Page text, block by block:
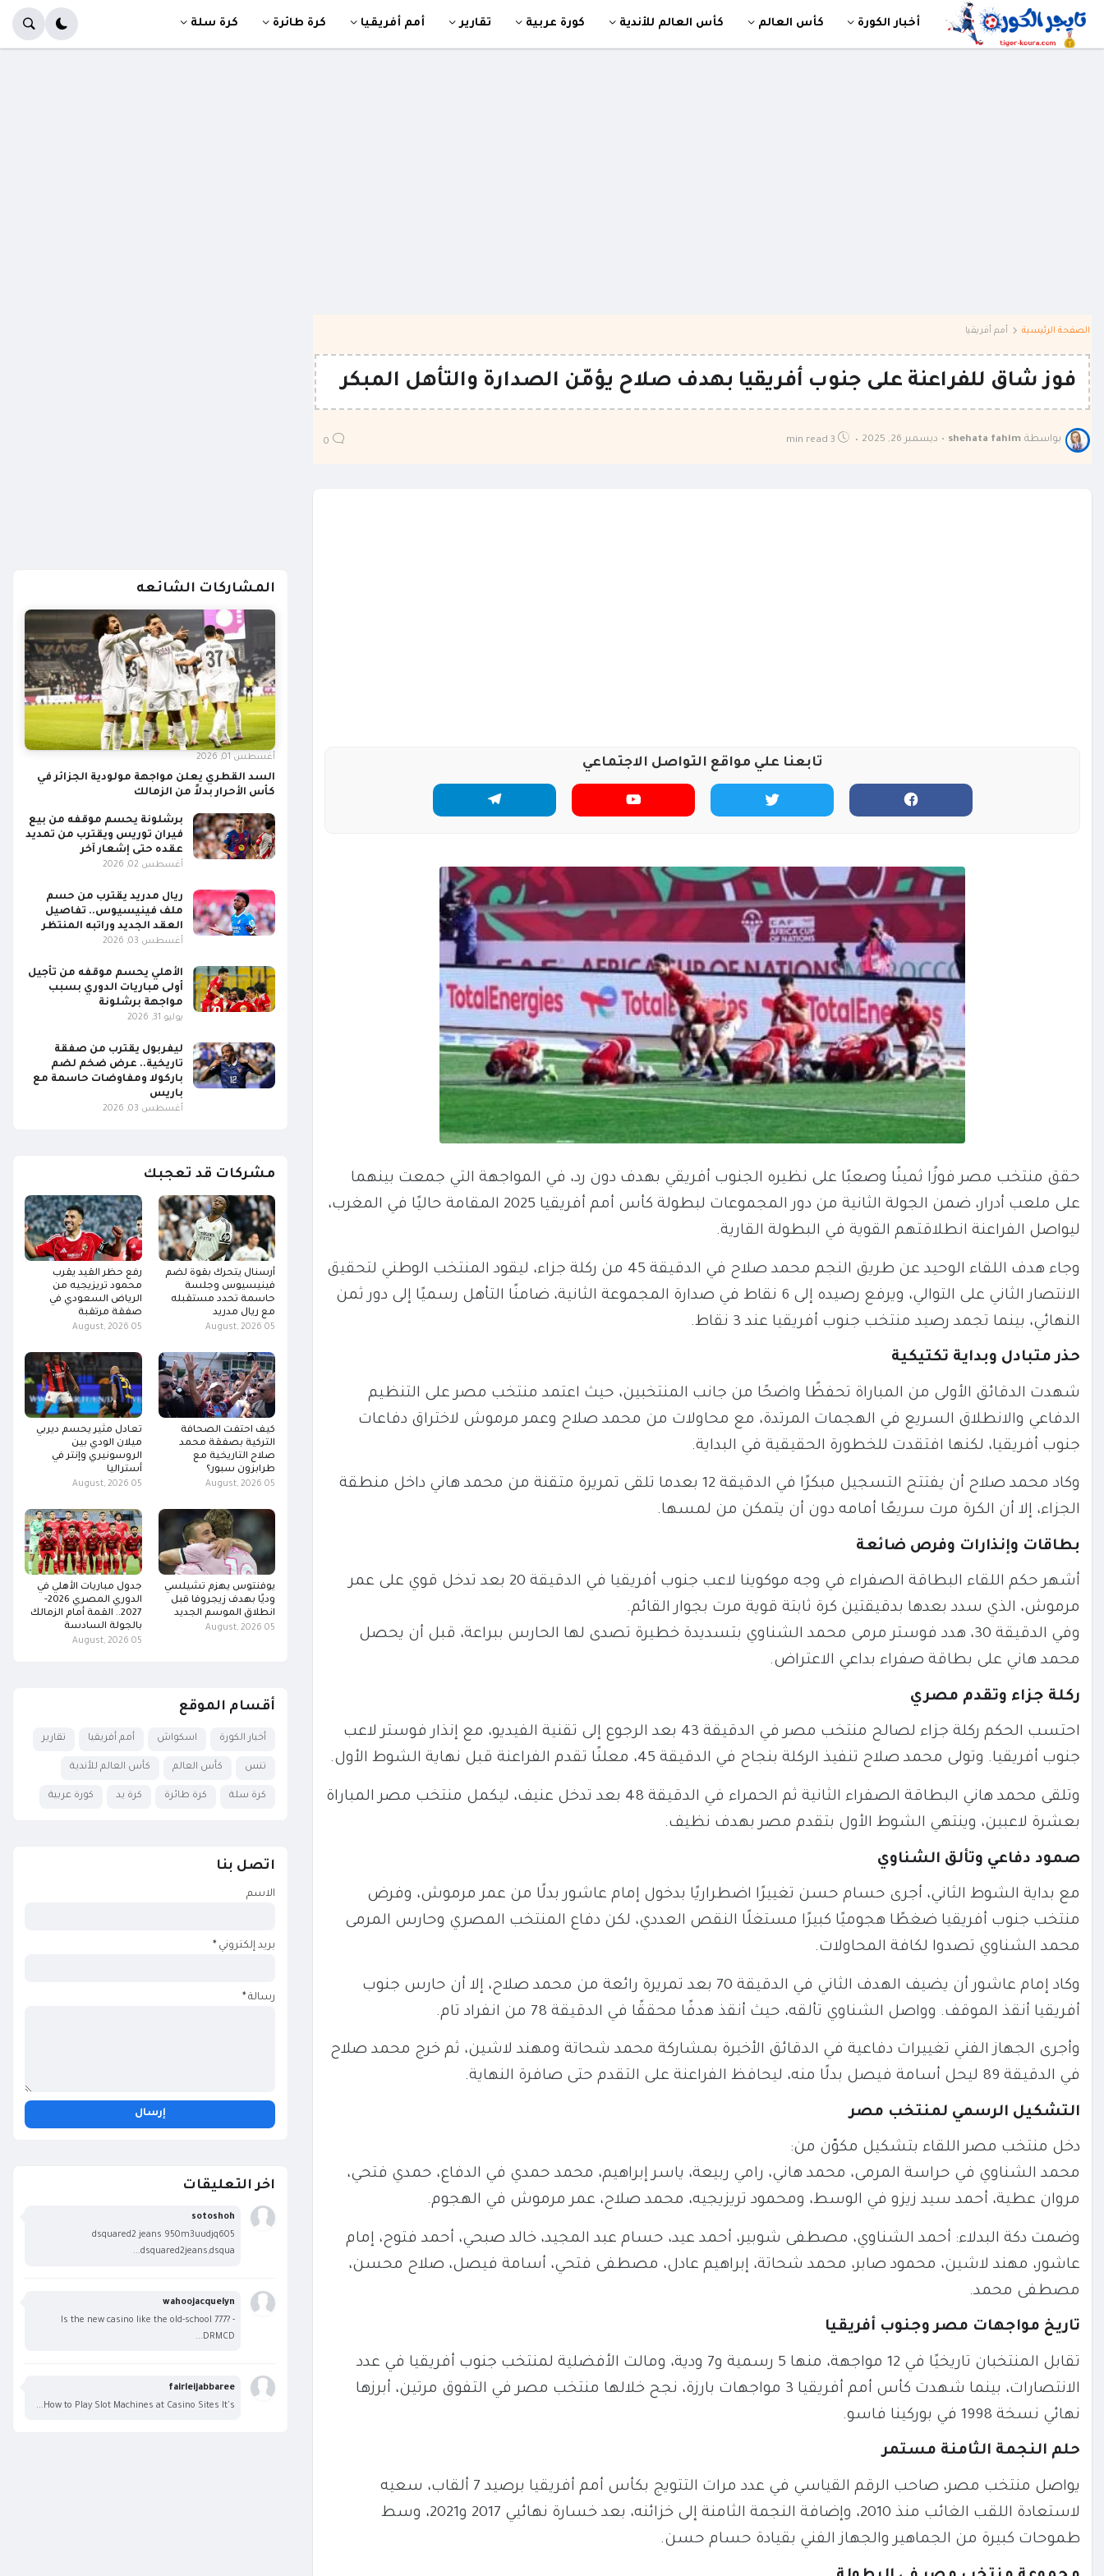
أخبار الكورة كأس العالم كأس العالم للأندية كورة عربية تقارير أمم أفريقيا كرة طائرة كرة سلة
الصفحة الرئيسية أمم أفريقيا
فوز شاق للفراعنة على جنوب أفريقيا بهدف صلاح يؤمّن الصدارة والتأهل المبكر
بواسطة shehata fahim
• ديسمبر 26, 2025 •
3 min read
0
تابعنا علي مواقع التواصل الاجتماعي
حقق منتخب مصر فوزًا ثمينًا وصعبًا على نظيره الجنوب أفريقي بهدف دون رد، في المواجهة التي جمعت بينهما
على ملعب أدرار، ضمن الجولة الثانية من دور المجموعات لبطولة كأس أمم أفريقيا 2025 المقامة حاليًا في المغرب،
ليواصل الفراعنة انطلاقتهم القوية في البطولة القارية.
وجاء هدف اللقاء الوحيد عن طريق النجم محمد صلاح في الدقيقة 45 من ركلة جزاء، ليقود المنتخب الوطني لتحقيق
الانتصار الثاني على التوالي، ويرفع رصيده إلى 6 نقاط في صدارة المجموعة الثانية، ضامنًا التأهل رسميًا إلى دور ثمن
النهائي، بينما تجمد رصيد منتخب جنوب أفريقيا عند 3 نقاط.
حذر متبادل وبداية تكتيكية
شهدت الدقائق الأولى من المباراة تحفظًا واضحًا من جانب المنتخبين، حيث اعتمد منتخب مصر على التنظيم
الدفاعي والانطلاق السريع في الهجمات المرتدة، مع محاولات من محمد صلاح وعمر مرموش لاختراق دفاعات
جنوب أفريقيا، لكنها افتقدت للخطورة الحقيقية في البداية.
وكاد محمد صلاح أن يفتتح التسجيل مبكرًا في الدقيقة 12 بعدما تلقى تمريرة متقنة من محمد هاني داخل منطقة
الجزاء، إلا أن الكرة مرت سريعًا أمامه دون أن يتمكن من لمسها.
بطاقات وإنذارات وفرص ضائعة
أشهر حكم اللقاء البطاقة الصفراء في وجه موكوينا لاعب جنوب أفريقيا في الدقيقة 20 بعد تدخل قوي على عمر
مرموش، الذي سدد بعدها بدقيقتين كرة ثابتة قوية مرت بجوار القائم.
وفي الدقيقة 30، هدد فوستر مرمى محمد الشناوي بتسديدة خطيرة تصدى لها الحارس ببراعة، قبل أن يحصل
محمد هاني على بطاقة صفراء بداعي الاعتراض.
ركلة جزاء وتقدم مصري
احتسب الحكم ركلة جزاء لصالح منتخب مصر في الدقيقة 43 بعد الرجوع إلى تقنية الفيديو، مع إنذار فوستر لاعب
جنوب أفريقيا. وتولى محمد صلاح تنفيذ الركلة بنجاح في الدقيقة 45، معلنًا تقدم الفراعنة قبل نهاية الشوط الأول.
وتلقى محمد هاني البطاقة الصفراء الثانية ثم الحمراء في الدقيقة 48 بعد تدخل عنيف، ليكمل منتخب مصر المباراة
بعشرة لاعبين، وينتهي الشوط الأول بتقدم مصر بهدف نظيف.
صمود دفاعي وتألق الشناوي
مع بداية الشوط الثاني، أجرى حسام حسن تغييرًا اضطراريًا بدخول إمام عاشور بدلًا من عمر مرموش، وفرض
منتخب جنوب أفريقيا ضغطًا هجوميًا كبيرًا مستغلًا النقص العددي، لكن دفاع المنتخب المصري وحارس المرمى
محمد الشناوي تصدوا لكافة المحاولات.
وكاد إمام عاشور أن يضيف الهدف الثاني في الدقيقة 70 بعد تمريرة رائعة من محمد صلاح، إلا أن حارس جنوب
أفريقيا أنقذ الموقف. وواصل الشناوي تألقه، حيث أنقذ هدفًا محققًا في الدقيقة 78 من انفراد تام.
وأجرى الجهاز الفني تغييرات دفاعية في الدقائق الأخيرة بمشاركة محمد شحاتة ومهند لاشين، ثم خرج محمد صلاح
في الدقيقة 89 ليحل أسامة فيصل بدلًا منه، ليحافظ الفراعنة على التقدم حتى صافرة النهاية.
التشكيل الرسمي لمنتخب مصر
دخل منتخب مصر اللقاء بتشكيل مكوّن من:
محمد الشناوي في حراسة المرمى، محمد هاني، رامي ربيعة، ياسر إبراهيم، محمد حمدي في الدفاع، حمدي فتحي،
مروان عطية، أحمد سيد زيزو في الوسط، ومحمود تريزيجيه، محمد صلاح، عمر مرموش في الهجوم.
وضمت دكة البدلاء: أحمد الشناوي، مصطفى شوبير، أحمد عيد، حسام عبد المجيد، خالد صبحي، أحمد فتوح، إمام
عاشور، مهند لاشين، محمود صابر، محمد شحاتة، إبراهيم عادل، مصطفى فتحي، أسامة فيصل، صلاح محسن،
مصطفى محمد.
تاريخ مواجهات مصر وجنوب أفريقيا
تقابل المنتخبان تاريخيًا في 12 مواجهة، منها 5 رسمية و7 ودية، ومالت الأفضلية لمنتخب جنوب أفريقيا في عدد
الانتصارات، بينما شهدت كأس أمم أفريقيا 3 مواجهات بارزة، نجح خلالها منتخب مصر في التفوق مرتين، أبرزها
نهائي نسخة 1998 في بوركينا فاسو.
حلم النجمة الثامنة مستمر
يواصل منتخب مصر، صاحب الرقم القياسي في عدد مرات التتويج بكأس أمم أفريقيا برصيد 7 ألقاب، سعيه
لاستعادة اللقب الغائب منذ 2010، وإضافة النجمة الثامنة إلى خزائنه، بعد خسارة نهائيي 2017 و2021، وسط
طموحات كبيرة من الجماهير والجهاز الفني بقيادة حسام حسن.
المشاركات الشائعه
السد القطري يعلن مواجهة مولودية الجزائر في
كأس الأحرار بدلاً من الزمالك
أغسطس 01, 2026
برشلونة يحسم موقفه من بيع
فيران توريس ويقترب من تمديد
عقده حتى إشعار آخر
أغسطس 02, 2026
ريال مدريد يقترب من حسم
ملف فينيسيوس.. تفاصيل
العقد الجديد وراتبه المنتظر
أغسطس 03, 2026
الأهلي يحسم موقفه من تأجيل
أولى مباريات الدوري بسبب
مواجهة برشلونة
يوليو 31, 2026
ليفربول يقترب من صفقة
تاريخية.. عرض ضخم لضم
باركولا ومفاوضات حاسمة مع
باريس
أغسطس 03, 2026
مشركات قد تعجبك
أرسنال يتحرك بقوة لضم
فينيسيوس وجلسة
حاسمة تحدد مستقبله
مع ريال مدريد
05 August, 2026
رفع حظر القيد يقرب
محمود تريزيجيه من
الرياض السعودي في
صفقة مرتقبة
05 August, 2026
كيف احتفت الصحافة
التركية بصفقة محمد
صلاح التاريخية مع
طرابزون سبور؟
05 August, 2026
تعادل مثير يحسم ديربي
ميلان الودي بين
الروسونيري وإنتر في
أستراليا
05 August, 2026
يوفنتوس يهزم تشيلسي
وديًا بهدف زيجروفا قبل
انطلاق الموسم الجديد
05 August, 2026
جدول مباريات الأهلي في
الدوري المصري 2026-
2027.. القمة أمام الزمالك
بالجولة السادسة
05 August, 2026
أقسام الموقع
أخبار الكورة اسكواش أمم أفريقيا تقارير
تنس كأس العالم كأس العالم للأندية
كرة سلة كرة طائرة كرة يد كورة عربية
اتصل بنا
الاسم
بريد إلكتروني*
رسالة*
اخر التعليقات
sotoshoh
dsquared2 jeans 950m3uudjq605
dsquared2jeans,dsqua...
wahoojacquelyn
Is the new casino like the old-school 777? -
DRMCD...
fairleijabbaree
How to Play Slot Machines at Casino Sites It's...